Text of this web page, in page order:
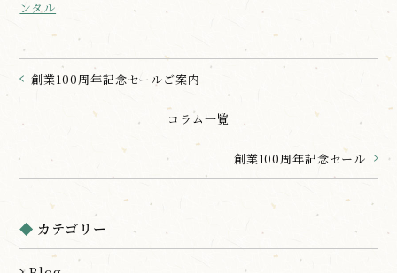
ンタル
創業100周年記念セールご案内
コラム一覧
創業100周年記念セール
カテゴリー